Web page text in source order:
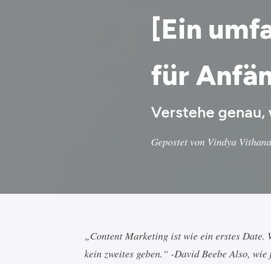
[Ein
für
Verstehe
Gepostet von Vindya
„Content Marketing ist wie ein erstes Date.
kein zweites geben.“ -David Beebe Also, wie